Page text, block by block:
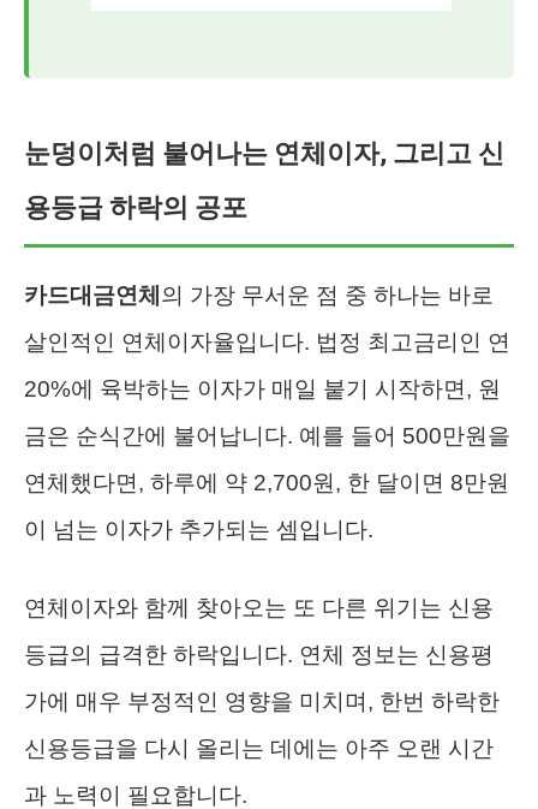
눈덩이처럼 불어나는 연체이자, 그리고 신
용등급 하락의 공포
카드대금연체 의 가장 무서운 점 중 하나는 바로
살인적인 연체이자율입니다. 법정 최고금리인 연
20%에 육박하는 이자가 매일 붙기 시작하면, 원
금은 순식간에 불어납니다. 예를 들어 500만원을
연체했다면, 하루에 약 2,700원, 한 달이면 8만원
이 넘는 이자가 추가되는 셈입니다.
연체이자와 함께 찾아오는 또 다른 위기는 신용
등급의 급격한 하락입니다. 연체 정보는 신용평
가에 매우 부정적인 영향을 미치며, 한번 하락한
신용등급을 다시 올리는 데에는 아주 오랜 시간
과 노력이 필요합니다.